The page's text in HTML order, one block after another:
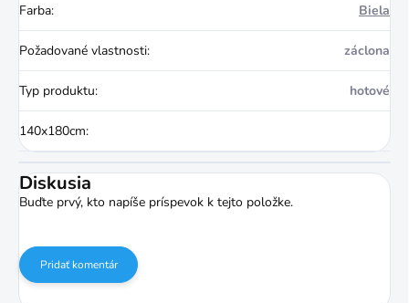
Farba: Biela
Požadované vlastnosti: záclona
Typ produktu: hotové
140x180cm:
Diskusia
Buďte prvý, kto napíše príspevok k tejto položke.
Pridať komentár